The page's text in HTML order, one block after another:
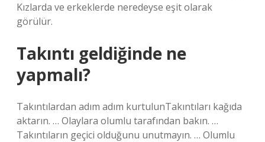
Kızlarda ve erkeklerde neredeyse eşit olarak
görülür.
Takıntı geldiğinde ne
yapmalı?
Takıntılardan adım adım kurtulunTakıntıları kağıda
aktarın. … Olaylara olumlu tarafından bakın. …
Takıntıların geçici olduğunu unutmayın. … Olumlu